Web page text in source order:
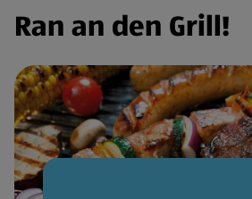
Ran an den Grill!